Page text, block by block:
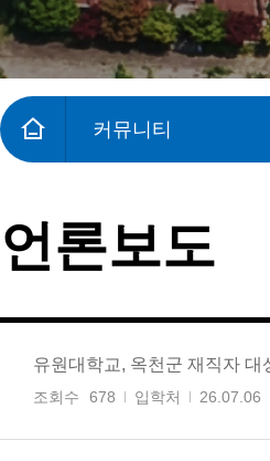
커뮤니티
언론보도
유원대학교, 옥천군 재직자
조회수 678 입학처 26.07.06